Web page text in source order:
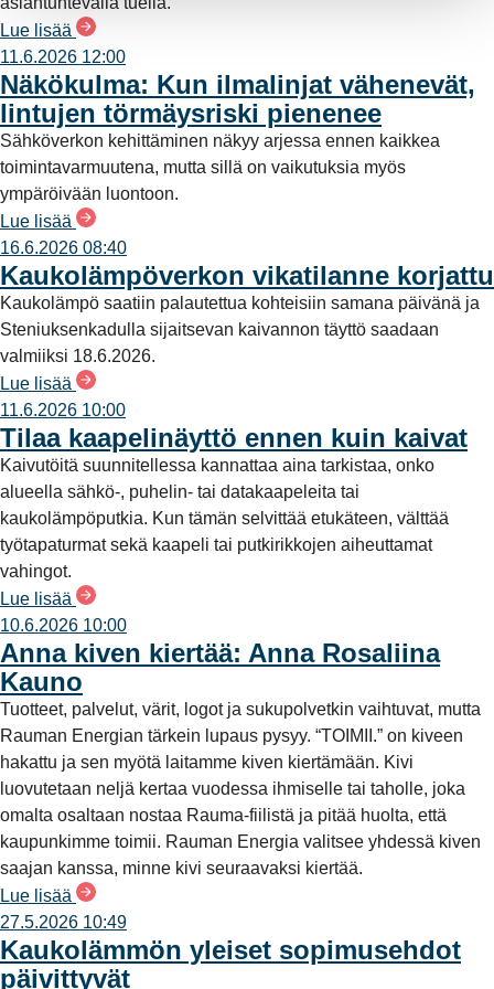
Lue lisää
11.6.2026 12:00
Näkökulma: Kun ilmalinjat vähenevät,
lintujen törmäysriski pienenee
Sähköverkon kehittäminen näkyy arjessa ennen kaikkea
toimintavarmuutena, mutta sillä on vaikutuksia myös
ympäröivään luontoon.
Lue lisää
16.6.2026 08:40
Kaukolämpöverkon vikatilanne korjattu
Kaukolämpö saatiin palautettua kohteisiin samana päivänä ja
Steniuksenkadulla sijaitsevan kaivannon täyttö saadaan
valmiiksi 18.6.2026.
Lue lisää
11.6.2026 10:00
Tilaa kaapelinäyttö ennen kuin kaivat
Kaivutöitä suunnitellessa kannattaa aina tarkistaa, onko
alueella sähkö-, puhelin- tai datakaapeleita tai
kaukolämpöputkia. Kun tämän selvittää etukäteen, välttää
työtapaturmat sekä kaapeli tai putkirikkojen aiheuttamat
vahingot.
Lue lisää
10.6.2026 10:00
Anna kiven kiertää: Anna Rosaliina
Kauno
Tuotteet, palvelut, värit, logot ja sukupolvetkin vaihtuvat, mutta
Rauman Energian tärkein lupaus pysyy. “TOIMII.” on kiveen
hakattu ja sen myötä laitamme kiven kiertämään. Kivi
luovutetaan neljä kertaa vuodessa ihmiselle tai taholle, joka
omalta osaltaan nostaa Rauma-fiilistä ja pitää huolta, että
kaupunkimme toimii. Rauman Energia valitsee yhdessä kiven
saajan kanssa, minne kivi seuraavaksi kiertää.
Lue lisää
27.5.2026 10:49
Kaukolämmön yleiset sopimusehdot
päivittyvät